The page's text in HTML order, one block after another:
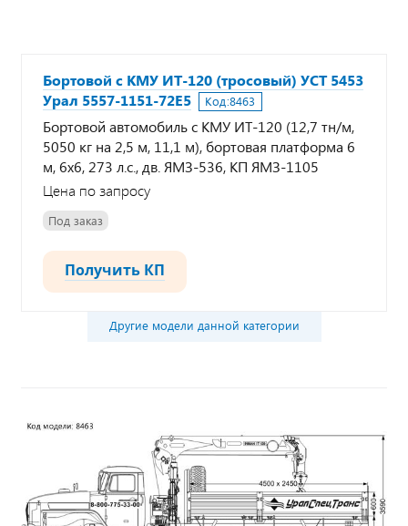
Бортовой с КМУ ИТ-120 (тросовый) УСТ 5453
Урал 5557-1151-72Е5
Код:8463
Бортовой автомобиль с КМУ ИТ-120 (12,7 тн/м,
5050 кг на 2,5 м, 11,1 м), бортовая платформа 6
м, 6х6, 273 л.с., дв. ЯМЗ-536, КП ЯМЗ-1105
Цена по запросу
Под заказ
Получить КП
Другие модели данной категории